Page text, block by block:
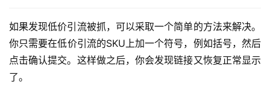
如果发现低价引流被抓，可以采取一个简单的方法来解决。
你只需要在低价引流的SKU上加一个符号，例如括号，然后
点击确认提交。这样做之后，你会发现链接又恢复正常显示
了。